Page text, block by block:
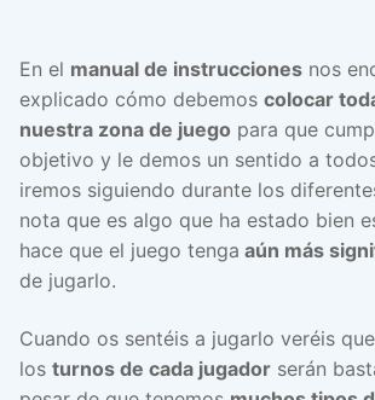
En el manual de instrucciones nos
explicado cómo debemos colocar
nuestra zona de juego para que
objetivo y le demos un sentido a
iremos siguiendo durante los
nota que es algo que ha estado bien
hace que el juego tenga aún más
de jugarlo.
Cuando os sentéis a jugarlo veréis
los turnos de cada jugador serán